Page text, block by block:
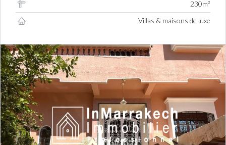
230m²
Villas & maisons de luxe